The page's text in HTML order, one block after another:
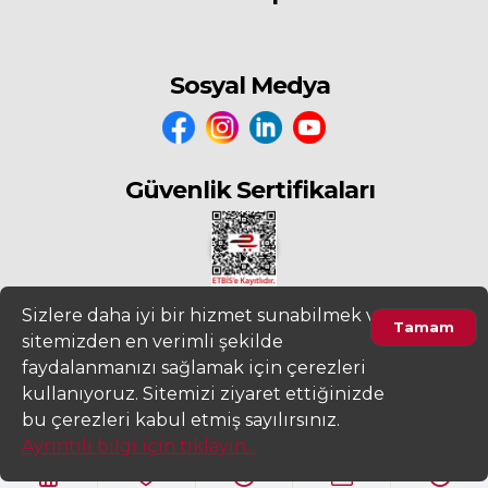
Sosyal Medya
Güvenlik Sertifikaları
2022 www.fiyatdeposu.com
Altera Bilgi Teknolojileri LTD. ŞTİ. Her
Hakkı Saklıdır.
Gizlilik ve KVKK Aydınlatma Metni Kullanım Sözleşmesi
Tamam
Sizlere daha iyi bir hizmet sunabilmek ve
sitemizden en verimli şekilde
faydalanmanızı sağlamak için çerezleri
kullanıyoruz. Sitemizi ziyaret ettiğinizde
bu çerezleri kabul etmiş sayılırsınız.
Ayrıntılı bilgi için tıklayın...
Ürünleri Filtrele